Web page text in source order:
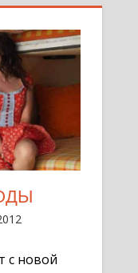
с новой